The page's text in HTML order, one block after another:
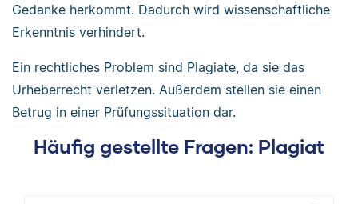
Gedanke herkommt. Dadurch wird wissenschaftliche
Erkenntnis verhindert.
Ein rechtliches Problem sind Plagiate, da sie das
Urheberrecht verletzen. Außerdem stellen sie einen
Betrug in einer Prüfungssituation dar.
Häufig gestellte Fragen: Plagiat